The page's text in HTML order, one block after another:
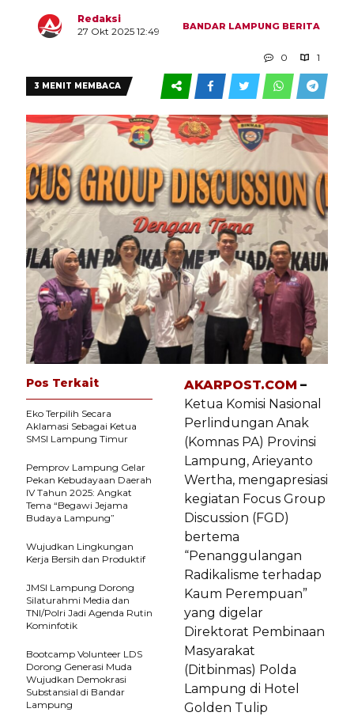
Redaksi
27 Okt 2025 12:49
BANDAR LAMPUNG BERITA
0 1
3 MENIT MEMBACA
AKARPOST.COM –
Ketua Komisi Nasional
Perlindungan Anak
(Komnas PA) Provinsi
Lampung, Arieyanto
Wertha, mengapresiasi
kegiatan Focus Group
Discussion (FGD)
bertema
“Penanggulangan
Radikalisme terhadap
Kaum Perempuan”
yang digelar
Direktorat Pembinaan
Masyarakat
(Ditbinmas) Polda
Lampung di Hotel
Golden Tulip
Pos Terkait
Eko Terpilih Secara
Aklamasi Sebagai Ketua
SMSI Lampung Timur
Pemprov Lampung Gelar
Pekan Kebudayaan Daerah
IV Tahun 2025: Angkat
Tema “Begawi Jejama
Budaya Lampung”
Wujudkan Lingkungan
Kerja Bersih dan Produktif
JMSI Lampung Dorong
Silaturahmi Media dan
TNI/Polri Jadi Agenda Rutin
Kominfotik
Bootcamp Volunteer LDS
Dorong Generasi Muda
Wujudkan Demokrasi
Substansial di Bandar
Lampung